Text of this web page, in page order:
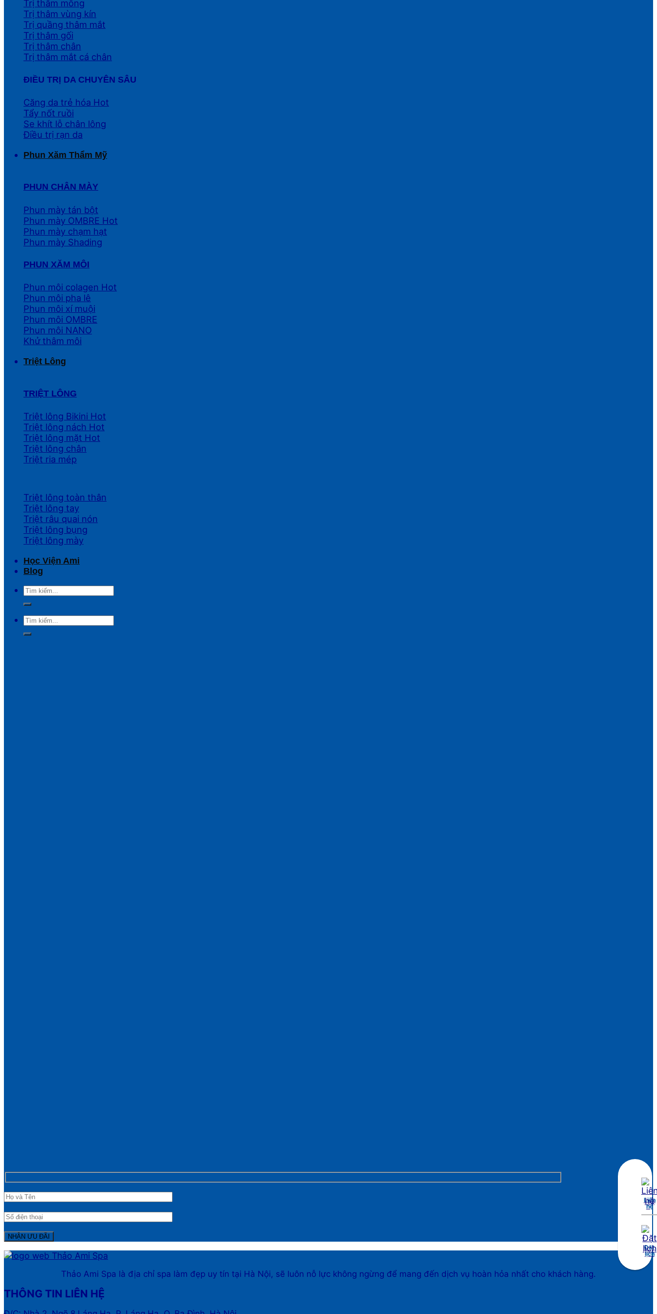
Trị thâm mông
Trị thâm vùng kín
Trị quầng thâm mắt
Trị thâm gối
Trị thâm chân
Trị thâm mắt cá chân
ĐIỀU TRỊ DA CHUYÊN SÂU
Căng da trẻ hóa
Tẩy nốt ruồi
Se khít lỗ chân lông
Điều trị rạn da
Phun Xăm Thẩm Mỹ
PHUN CHÂN MÀY
Phun mày tán bột
Phun mày OMBRE
Phun mày chạm hạt
Phun mày Shading
PHUN XĂM MÔI
Phun môi colagen
Phun môi pha lê
Phun môi xí muội
Phun môi OMBRE
Phun môi NANO
Khử thâm môi
Triệt Lông
TRIỆT LÔNG
Triệt lông Bikini
Triệt lông nách
Triệt lông mặt
Triệt lông chân
Triệt ria mép
Triệt lông toàn thân
Triệt lông tay
Triệt râu quai nón
Triệt lông bụng
Triệt lông mày
Học Viện Ami
Blog
Thảo Ami Spa là địa chỉ spa làm đẹp uy tín tại Hà Nội, sẽ luôn nỗ lực không ngừng để mang đến dịch vụ hoàn hỏa nhất cho khách hàng.
THÔNG TIN LIÊN HỆ
Liên
hệ
Đặt
lịch